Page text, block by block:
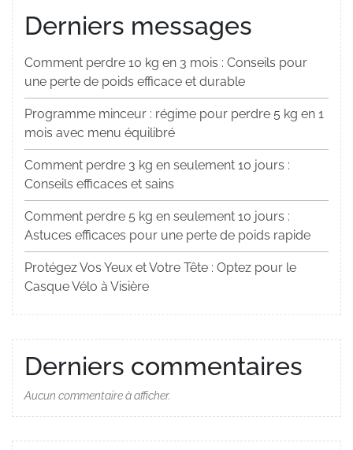
Derniers messages
Comment perdre 10 kg en 3 mois : Conseils pour
une perte de poids efficace et durable
Programme minceur : régime pour perdre 5 kg en 1
mois avec menu équilibré
Comment perdre 3 kg en seulement 10 jours :
Conseils efficaces et sains
Comment perdre 5 kg en seulement 10 jours :
Astuces efficaces pour une perte de poids rapide
Protégez Vos Yeux et Votre Tête : Optez pour le
Casque Vélo à Visière
Derniers commentaires
Aucun commentaire à afficher.